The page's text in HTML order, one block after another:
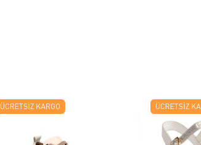
ÜCRETSIZ KARGO ÜCRETSIZ